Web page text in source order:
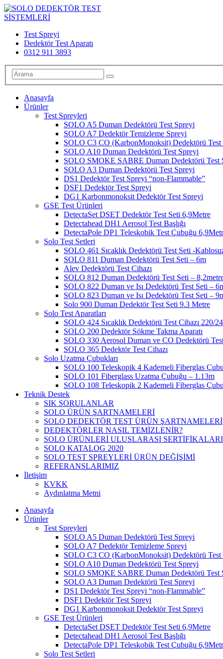
Test Spreyi
Dedektör Test Aparatı
0312 911 3893
Anasayfa
Ürünler
Test Spreyleri
SOLO A5 Duman Dedektörü Test Spreyi
SOLO A7 Dedektör Temizleme Spreyi
SOLO C3 CO (KarbonMonoksit) Dedektörü Test
SOLO A10 Duman Dedektörü Test Spreyi
SOLO SMOKE SABRE Duman Dedektörü Test
SOLO A3 Duman Dedektörü Test Spreyi
DS1 Dedektör Test Spreyi “non-Flammable”
DSF1 Dedektör Test Spreyi
DG1 Karbonmonoksit Dedektör Test Spreyi
GSE Test Ürünleri
DetectaSet DSET Dedektör Test Seti 6,9Metre
Detectahead DH1 Aerosol Test Başlığı
DetectaPole DP1 Teleskobik Test Çubuğu
Solo Test Setleri
SOLO 461 Sıcaklık Dedektörü Test Seti -
SOLO 811 Duman Dedektörü Test Seti – 6m
Alev Dedektörü Test Cihazı
SOLO 812 Duman Dedektörü Test Seti –
SOLO 822 Duman ve Isı Dedektörü Test Seti –
SOLO 823 Duman ve Isı Dedektörü Test Seti –
Solo 900 Duman Dedektör Test Seti 9.3 Metre
Solo Test Aparatları
SOLO 424 Sıcaklık Dedektörü Test Cihazı 220/
SOLO 200 Dedektör Sökme Takma Aparatı
SOLO 330 Aerosol Duman ve CO Dedektörü
SOLO 365 Dedektör Test Cihazı
Solo Uzatma Çubukları
SOLO 100 Teleskopik 4 Kademeli Fiberglas
SOLO 101 Fiberglass Uzatma Çubuğu – 1.13m
SOLO 108 Teleskopik 2 Kademeli Fiberglas
Teknik Destek
SIK SORULANLAR
SOLO ÜRÜN ŞARTNAMELERİ
SOLO DEDEKTÖR TEST ÜRÜN ŞARTNAMELERİ
DEDEKTÖRLER NASIL TEMİZLENİR?
SOLO ÜRÜNLERİ ULUSLARASI SERTİFİKALARI
SOLO KATALOG 2020
SOLO TEST SPREYLERİ ÜRÜN DEĞİŞİMİ
REFERANSLARIMIZ
İletişim
KVKK
Aydınlatma Metni
Anasayfa
Ürünler
Test Spreyleri
SOLO A5 Duman Dedektörü Test Spreyi
SOLO A7 Dedektör Temizleme Spreyi
SOLO C3 CO (KarbonMonoksit) Dedektörü Test
SOLO A10 Duman Dedektörü Test Spreyi
SOLO SMOKE SABRE Duman Dedektörü Test
SOLO A3 Duman Dedektörü Test Spreyi
DS1 Dedektör Test Spreyi “non-Flammable”
DSF1 Dedektör Test Spreyi
DG1 Karbonmonoksit Dedektör Test Spreyi
GSE Test Ürünleri
DetectaSet DSET Dedektör Test Seti 6,9Metre
Detectahead DH1 Aerosol Test Başlığı
DetectaPole DP1 Teleskobik Test Çubuğu
Solo Test Setleri